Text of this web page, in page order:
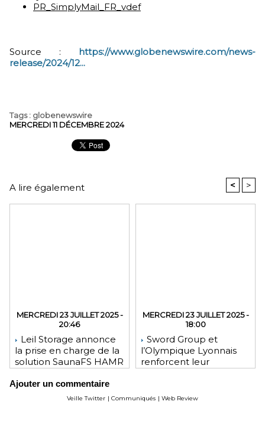
PR_SimplyMail_FR_vdef
Source : https://www.globenewswire.com/news-
release/2024/12...
Tags: globenewswire
MERCREDI 11 DÉCEMBRE 2024
A lire également < >
MERCREDI 23 JUILLET 2025 -
20:46
Leil Storage annonce
la prise en charge de la
solution SaunaFS HAMR
stockage accrue lors
des déploiements sur
MERCREDI 23 JUILLET 2025 -
18:00
Sword Group et
l’Olympique Lyonnais
renforcent leur
Ajouter un commentaire
Veille Twitter | Communiqués | Web Review